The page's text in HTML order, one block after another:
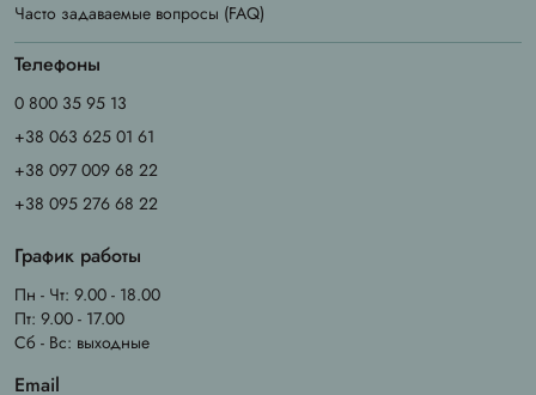
Часто задаваемые вопросы (FAQ)
Телефоны
0 800 35 95 13
+38 063 625 01 61
+38 097 009 68 22
+38 095 276 68 22
График работы
Пн - Чт: 9.00 - 18.00
Пт: 9.00 - 17.00
Сб - Вс: выходные
Email